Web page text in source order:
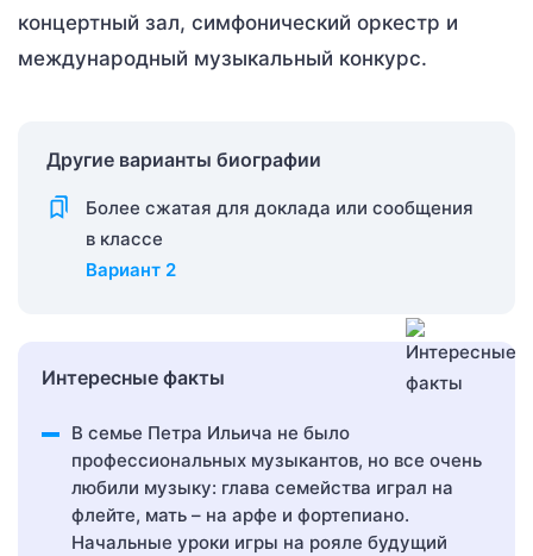
концертный зал, симфонический оркестр и
международный музыкальный конкурс.
Другие варианты биографии
Более сжатая для доклада или сообщения
в классе
Вариант 2
Интересные факты
В семье Петра Ильича не было
профессиональных музыкантов, но все очень
любили музыку: глава семейства играл на
флейте, мать – на арфе и фортепиано.
Начальные уроки игры на рояле будущий